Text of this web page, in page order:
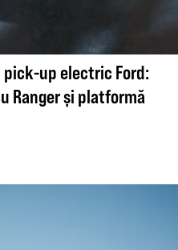
up electric Ford:
Ranger și platformă